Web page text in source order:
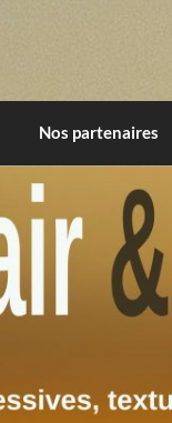
Nos partenaires